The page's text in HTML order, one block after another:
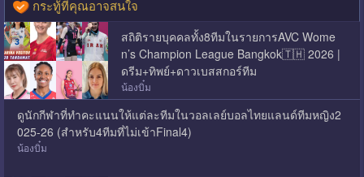
กระทู้ที่คุณอาจสนใจ
สถิติรายบุคคลทั้ง8ทีมในรายการAVC Wome
n’s Champion League Bangkok🇹🇭 2026 |
ดรีม+ทิพย์+ดาวเบสสกอร์ทีม
น้องบิ๋ม
ดูนักกีฬาที่ทำคะแนนให้แต่ละทีมในวอลเลย์บอลไทยแลนด์ทีมหญิง2
025-26 (สำหรับ4ทีมที่ไม่เข้าFinal4)
น้องบิ๋ม